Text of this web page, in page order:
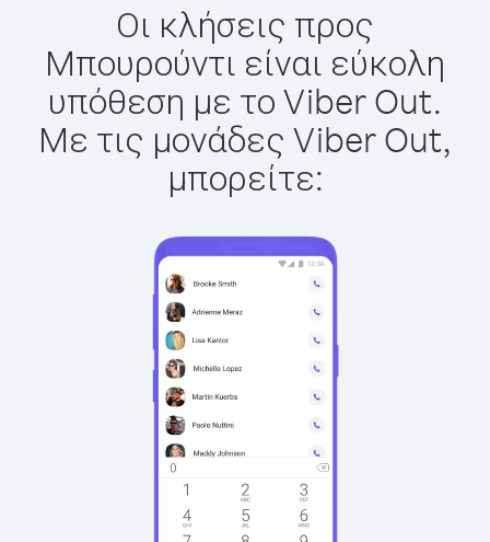
Οι κλήσεις προς
Μπουρούντι είναι εύκολη
υπόθεση με το Viber Out.
Με τις μονάδες Viber Out,
μπορείτε: